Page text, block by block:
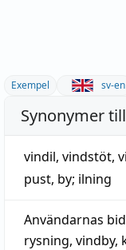
Exempel sv-en
Synonymer till
vindil, vindstöt,
pust, by; ilning
Användarnas
rysning, vindby,